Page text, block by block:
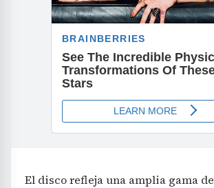
El disco refleja una amplia gama de